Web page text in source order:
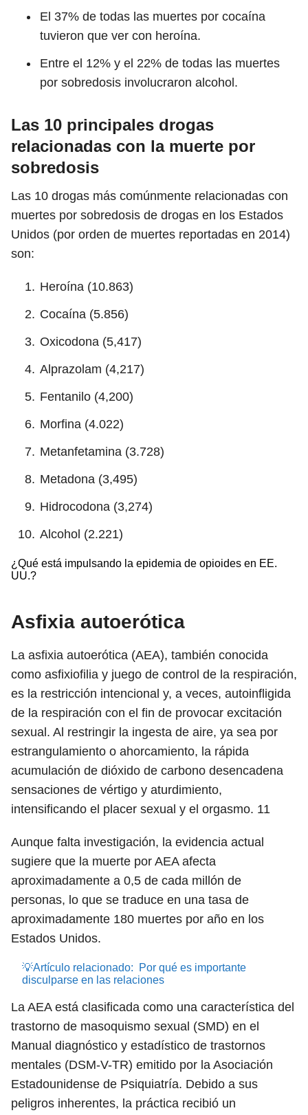
El 37% de todas las muertes por cocaína
tuvieron que ver con heroína.
Entre el 12% y el 22% de todas las muertes
por sobredosis involucraron alcohol.
Las 10 principales drogas
relacionadas con la muerte por
sobredosis
Las 10 drogas más comúnmente relacionadas con
muertes por sobredosis de drogas en los Estados
Unidos (por orden de muertes reportadas en 2014)
son:
Heroína (10.863)
Cocaína (5.856)
Oxicodona (5,417)
Alprazolam (4,217)
Fentanilo (4,200)
Morfina (4.022)
Metanfetamina (3.728)
Metadona (3,495)
Hidrocodona (3,274)
Alcohol (2.221)
¿Qué está impulsando la epidemia de opioides en EE.
UU.?
Asfixia autoerótica
La asfixia autoerótica (AEA), también conocida
como asfixiofilia y juego de control de la respiración,
es la restricción intencional y, a veces, autoinfligida
de la respiración con el fin de provocar excitación
sexual. Al restringir la ingesta de aire, ya sea por
estrangulamiento o ahorcamiento, la rápida
acumulación de dióxido de carbono desencadena
sensaciones de vértigo y aturdimiento,
intensificando el placer sexual y el orgasmo. 11
Aunque falta investigación, la evidencia actual
sugiere que la muerte por AEA afecta
aproximadamente a 0,5 de cada millón de
personas, lo que se traduce en una tasa de
aproximadamente 180 muertes por año en los
Estados Unidos.
💡Artículo relacionado:
Por qué es importante
disculparse en las relaciones
La AEA está clasificada como una característica del
trastorno de masoquismo sexual (SMD) en el
Manual diagnóstico y estadístico de trastornos
mentales (DSM-V-TR) emitido por la Asociación
Estadounidense de Psiquiatría. Debido a sus
peligros inherentes, la práctica recibió un